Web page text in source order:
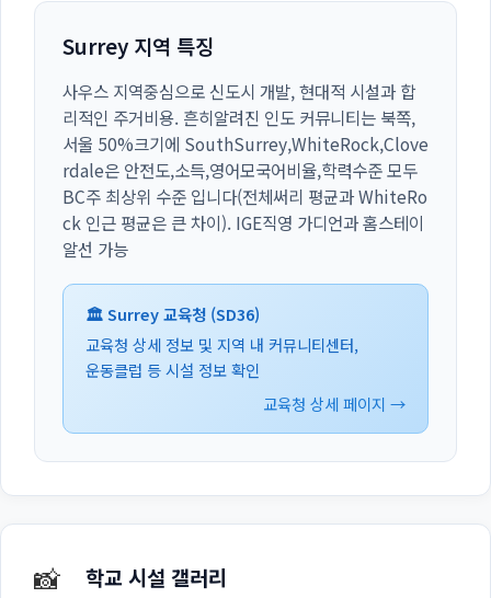
Surrey 지역 특징
사우스 지역중심으로 신도시 개발, 현대적 시설과 합
리적인 주거비용. 흔히알려진 인도 커뮤니티는 북쪽,
서울 50%크기에 SouthSurrey,WhiteRock,Clove
rdale은 안전도,소득,영어모국어비율,학력수준 모두
BC주 최상위 수준 입니다(전체써리 평균과 WhiteRo
ck 인근 평균은 큰 차이). IGE직영 가디언과 홈스테이
알선 가능
🏛️ Surrey 교육청 (SD36)
교육청 상세 정보 및 지역 내 커뮤니티센터,
운동클럽 등 시설 정보 확인
교육청 상세 페이지 →
📸 학교 시설 갤러리